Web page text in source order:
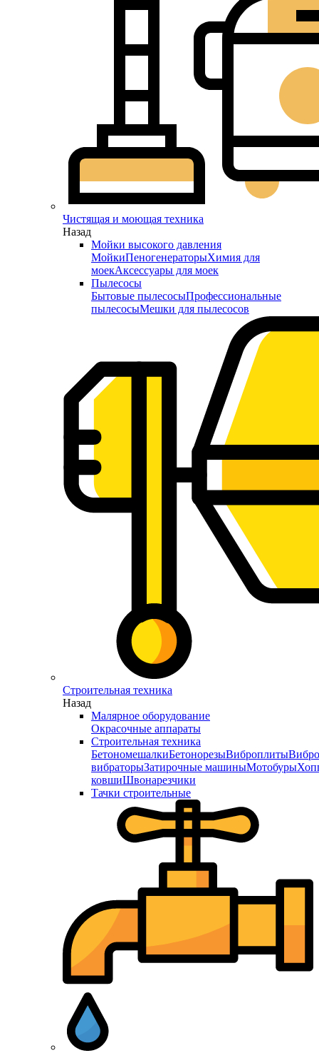
Чистящая и моющая техника
Назад
Мойки высокого давления
МойкиПеногенераторыХимия для
моекАксессуары для моек
Пылесосы
Бытовые пылесосыПрофессиональные
пылесосыМешки для пылесосов
Строительная техника
Назад
Малярное оборудование
Окрасочные аппараты
Строительная техника
БетономешалкиБетонорезыВиброплиты
вибраторыЗатирочные машиныМотобуры
ковшиШвонарезчики
Тачки строительные